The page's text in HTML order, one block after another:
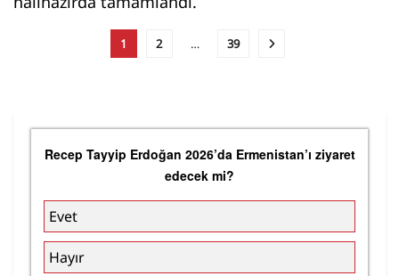
1 2 … 39
Recep Tayyip Erdoğan 2026’da Ermenistan’ı ziyaret
edecek mi?
Evet
Hayır